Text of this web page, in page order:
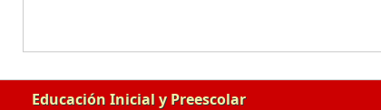
Educación Inicial y Preescolar